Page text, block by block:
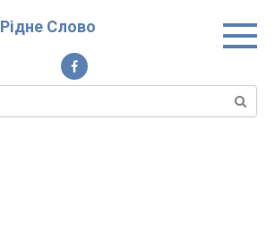
Рідне Слово